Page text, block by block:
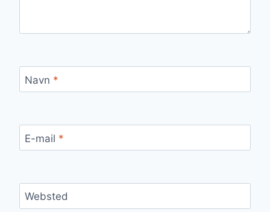
Navn *
E-mail *
Websted